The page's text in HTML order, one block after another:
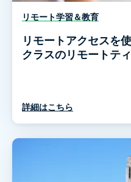
リモート学習＆教育
リモートアクセス
クラスのリモートテ
詳細はこちら